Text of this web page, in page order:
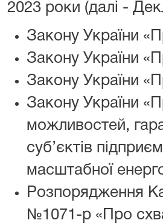
2023 роки (далі -
Закону України
Закону України
Закону України
Закону України
можливостей,
суб’єктів
масштабної
Розпорядження
№1071-р «Про